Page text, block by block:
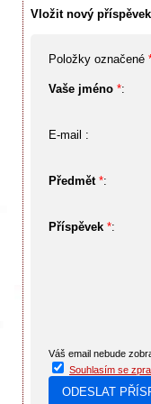
Vložit nový
Položky označené
Vaše jméno *:
E-mail :
Předmět *:
Příspěvek *:
Váš email nebude
Souhlasím se